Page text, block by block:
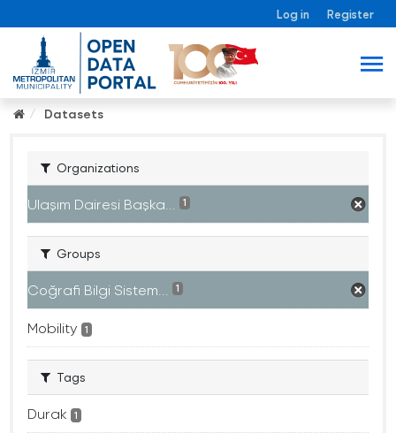
Log in Register
Datasets
Organizations
Ulaşım Dairesi Başka... 1
Groups
Coğrafi Bilgi Sistem... 1
Mobility 1
Tags
Durak 1